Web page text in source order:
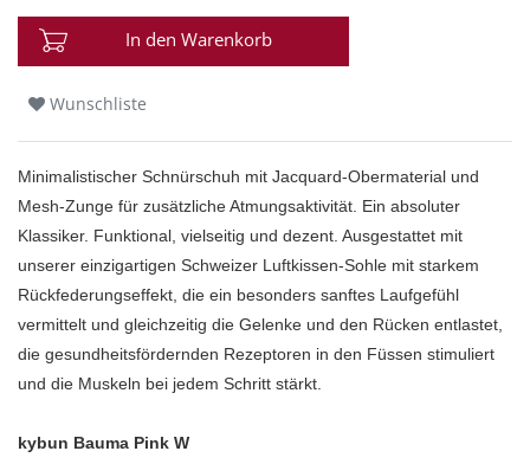
In den Warenkorb
Wunschliste
Minimalistischer Schnürschuh mit Jacquard-Obermaterial und
Mesh-Zunge für zusätzliche Atmungsaktivität. Ein absoluter
Klassiker. Funktional, vielseitig und dezent. Ausgestattet mit
unserer einzigartigen Schweizer Luftkissen-Sohle mit starkem
Rückfederungseffekt, die ein besonders sanftes Laufgefühl
vermittelt und gleichzeitig die Gelenke und den Rücken entlastet,
die gesundheitsfördernden Rezeptoren in den Füssen stimuliert
und die Muskeln bei jedem Schritt stärkt.
kybun Bauma Pink W